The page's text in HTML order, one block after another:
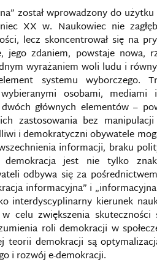
został wprowadzony do
XX w. Naukowiec nie
lecz skoncentrował się na
jego zdaniem, powstaje nowa,
wyrażaniem woli ludu i
systemu wyborczego.
osobami,
głównych elementów –
zastosowania bez
i demokratyczni obywatele
informacji, braku
jest nie tylko
odbywa się za
informacyjna” i
interdyscyplinarny kierunek
celu zwiększenia
roli demokracji w
teorii demokracji są
i rozwój e-demokracji.